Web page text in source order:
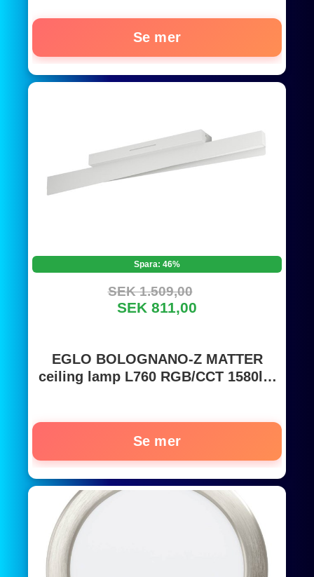
Se mer
Spara: 46%
SEK 1.509,00
SEK 811,00
EGLO BOLOGNANO-Z MATTER
ceiling lamp L760 RGB/CCT 1580lm
Se mer